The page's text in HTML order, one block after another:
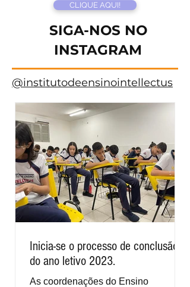
CLIQUE AQUI!
SIGA-NOS NO
INSTAGRAM
@institutodeensinointellectus
Inicia-se o processo de conclusão
do ano letivo 2023.
As coordenações do Ensino